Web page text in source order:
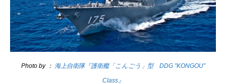
Photo by ： 海上自衛隊『護衛艦「こんごう」型 DDG ”KONGOU”
Class』